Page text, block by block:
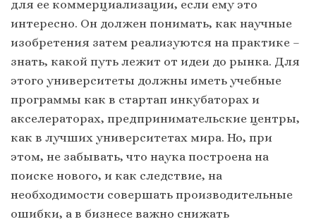
для ее коммерциализации, если ему это
интересно. Он должен понимать, как научные
изобретения затем реализуются на практике –
знать, какой путь лежит от идеи до рынка. Для
этого университеты должны иметь учебные
программы как в стартап инкубаторах и
акселераторах, предпринимательские центры,
как в лучших университетах мира. Но, при
этом, не забывать, что наука построена на
поиске нового, и как следствие, на
необходимости совершать производительные
ошибки, а в бизнесе важно снижать